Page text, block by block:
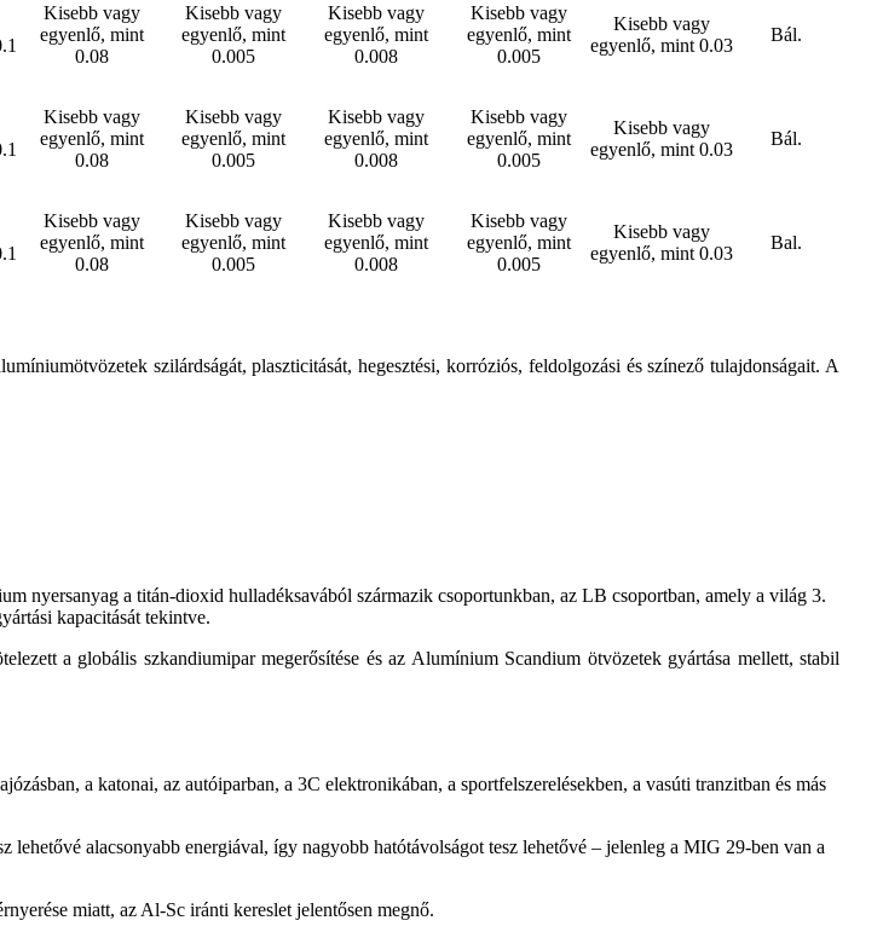
Kisebb vagy
egyenlő, mint
0.08
Kisebb vagy
egyenlő, mint
0.005
Kisebb vagy
egyenlő, mint
0.008
Kisebb vagy
egyenlő, mint
0.005
Kisebb vagy
egyenlő, mint 0.03
Bál.
Kisebb vagy
egyenlő, mint
0.08
Kisebb vagy
egyenlő, mint
0.005
Kisebb vagy
egyenlő, mint
0.008
Kisebb vagy
egyenlő, mint
0.005
Kisebb vagy
egyenlő, mint 0.03
Bál.
Kisebb vagy
egyenlő, mint
0.08
Kisebb vagy
egyenlő, mint
0.005
Kisebb vagy
egyenlő, mint
0.008
Kisebb vagy
egyenlő, mint
0.005
Kisebb vagy
egyenlő, mint 0.03
Bal.
szilárdságát, plaszticitását, hegesztési, korróziós, feldolgozási és színező tulajdonságait. A
nyersanyag a titán-dioxid hulladéksavából származik csoportunkban, az LB csoportban, amely a világ 3.
kapacitását tekintve.
a globális szkandiumipar megerősítése és az Alumínium Scandium ötvözetek gyártása mellett, stabil
a katonai, az autóiparban, a 3C elektronikában, a sportfelszerelésekben, a vasúti tranzitban és más
alacsonyabb energiával, így nagyobb hatótávolságot tesz lehetővé – jelenleg a MIG 29-ben van a
miatt, az Al-Sc iránti kereslet jelentősen megnő.